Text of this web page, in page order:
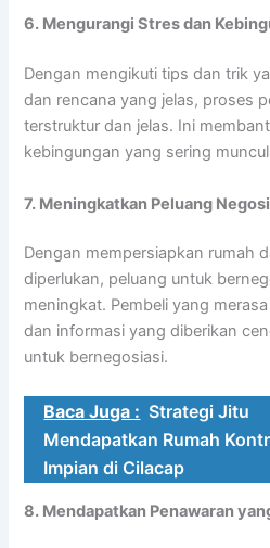
6. Mengurangi Stres dan
Dengan mengikuti tips dan trik
dan rencana yang jelas, proses
terstruktur dan jelas. Ini
kebingungan yang sering
7. Meningkatkan Peluang
Dengan mempersiapkan rumah
diperlukan, peluang untuk
meningkat. Pembeli yang
dan informasi yang diberikan
untuk bernegosiasi.
Baca Juga : Strategi Jitu
Mendapatkan Rumah
Impian di Cilacap
8. Mendapatkan Penawaran